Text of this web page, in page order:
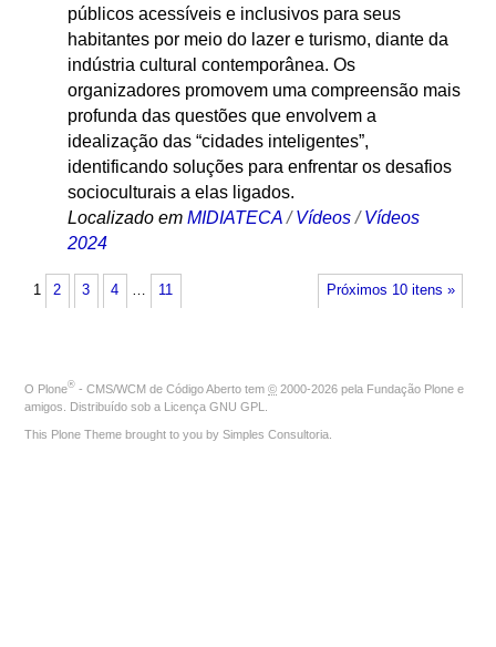
públicos acessíveis e inclusivos para seus
habitantes por meio do lazer e turismo, diante da
indústria cultural contemporânea. Os
organizadores promovem uma compreensão mais
profunda das questões que envolvem a
idealização das “cidades inteligentes”,
identificando soluções para enfrentar os desafios
socioculturais a elas ligados.
Localizado em MIDIATECA /Vídeos /Vídeos
2024
Próximos 10 itens »
1 2 3 4 … 11
O Plone® - CMS/WCM de Código Aberto tem © 2000-2026 pela Fundação Plone e
amigos. Distribuído sob a Licença GNU GPL
This Plone Theme brought to you by Simples Consultoria